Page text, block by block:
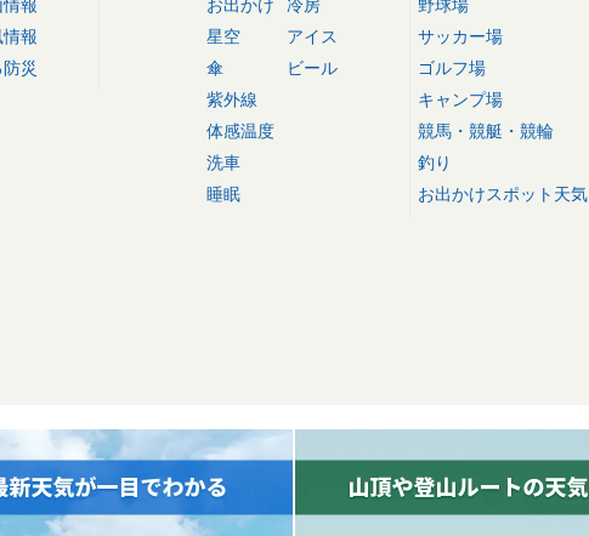
情報
情報
災
お出かけ
星空
傘
紫外線
体感温度
洗車
睡眠
冷房
アイス
ビール
野球場
サッカー場
ゴルフ場
キャンプ場
競馬・競艇・競輪
釣り
お出かけスポット天気